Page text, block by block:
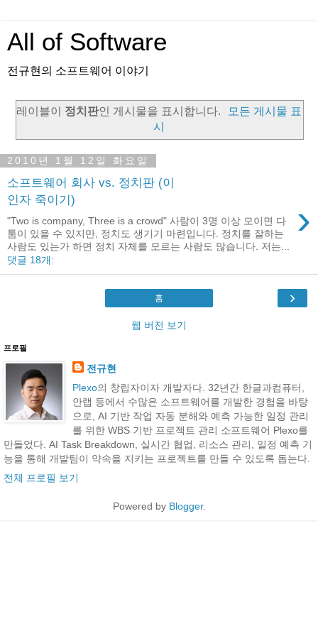
All of Software
전규현의 소프트웨어 이야기
레이블이 정치판인 게시물을 표시합니다.
모든 게시물 표
시
2010년 1월 12일 화요일
소프트웨어 회사 vs. 정치판 (이
인자 죽이기)
›
"Two is company, Three is a crowd" 사람이 3명 이상 모이면 다
툼이 있을 수 있지만, 정치도 생기기 마련입니다. 정치를 잘하는
사람도 있는가 하면 정치 자체를 모르는 사람도 많습니다. 저는...
댓글 18개:
›
홈
웹 버전 보기
프로필
전규현
Plexo의 창립자이자 개발자다. 32년간 한글과컴퓨터,
안랩 등에서 수많은 소프트웨어를 개발한 경험을 바탕
으로, AI 기반 작업 자동 분해와 예측 가능한 일정 관리
를 위한 WBS 기반 프로젝트 관리 소프트웨어 Plexo를
만들었다. AI Task Breakdown, 실시간 협업, 리소스 관리, 일정 예측 기
능을 통해 개발팀이 약속을 지키는 프로젝트를 만들 수 있도록 돕는다.
전체 프로필 보기
Powered by Blogger.